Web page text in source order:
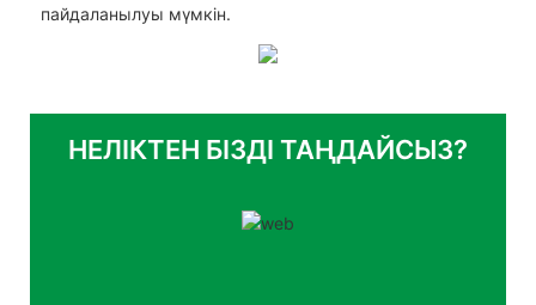
пайдаланылуы мүмкін.
НЕЛІКТЕН БІЗДІ ТАҢДАЙСЫЗ?